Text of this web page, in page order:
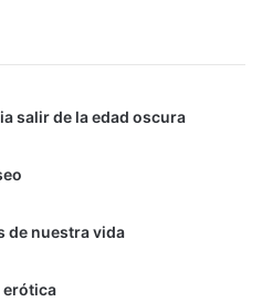
salir de la edad oscura
de nuestra vida
erótica